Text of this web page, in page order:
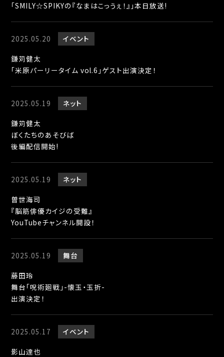
「SMILY☆SPIKYの『なまはこっうぇ！』」本日放送!
2025.05.20
イベント
鎌苅健太
「米原パーリータイム vol.6」ゲスト出演決定！
2025.05.19
ネット
鎌苅健太
ぼくたちのあそびば
後編配信開始!
2025.05.19
ネット
曽世海司
『脳筋俳優カイジの受難』
YouTubeチャンネル開設！
2025.05.19
舞台
藤田玲
舞台「呪術廻戦」-懐玉・玉折-
出演決定！
2025.05.17
イベント
影山達也